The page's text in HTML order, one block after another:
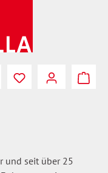
Du hast 0
und seit über 25